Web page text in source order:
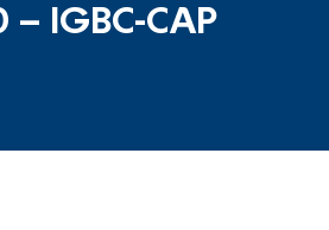
IGBC-CAP